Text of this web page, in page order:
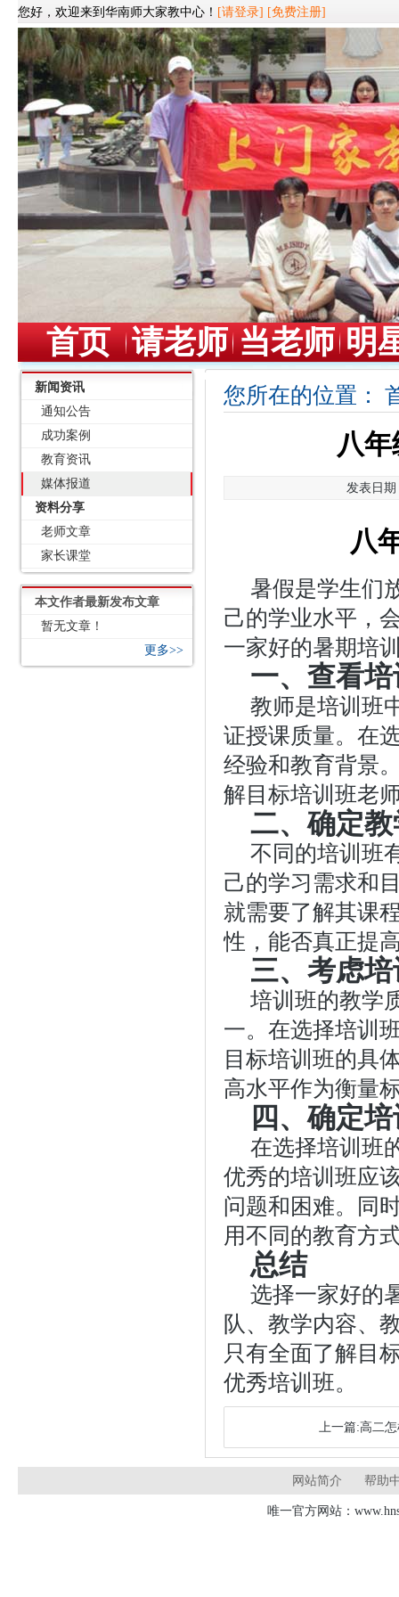
您好，欢迎来到华南师大家教中心！ [请登录] [免费注册]
首页 请老师 当老师 明
新闻资讯
通知公告
成功案例
教育资讯
媒体报道
资料分享
老师文章
家长课堂
本文作者最新发布文章
暂无文章！
更多>>
您所在的位置：
八
发表日期
八
暑假是学生们
己的学业水平，
一家好的暑期培
一、查看
教师是培训班
证授课质量。在
经验和教育背景
解目标培训班老
二、确定
不同的培训班
己的学习需求和
就需要了解其课
性，能否真正提
三、考虑
培训班的教学
一。在选择培训
目标培训班的具
高水平作为衡量
四、确定
在选择培训班
优秀的培训班应
问题和困难。同
用不同的教育方
总结
选择一家好的
队、教学内容、
只有全面了解目
优秀培训班。
上一篇:高二
网站简介 帮助
唯一官方网站：